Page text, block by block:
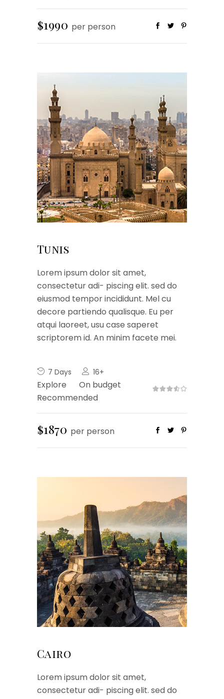
$1990 per person
Tunis
Lorem ipsum dolor sit amet,
consectetur adi- piscing elit. sed do
eiusmod tempor incididunt. Mel cu
decore partiendo qualisque. Eu per
atqui laoreet, usu case saperet
scriptorem id. An minim facete mei.
7 Days 16+
Explore
On budget
Recommended
$1870 per person
Cairo
Lorem ipsum dolor sit amet,
consectetur adi- piscing elit. sed do